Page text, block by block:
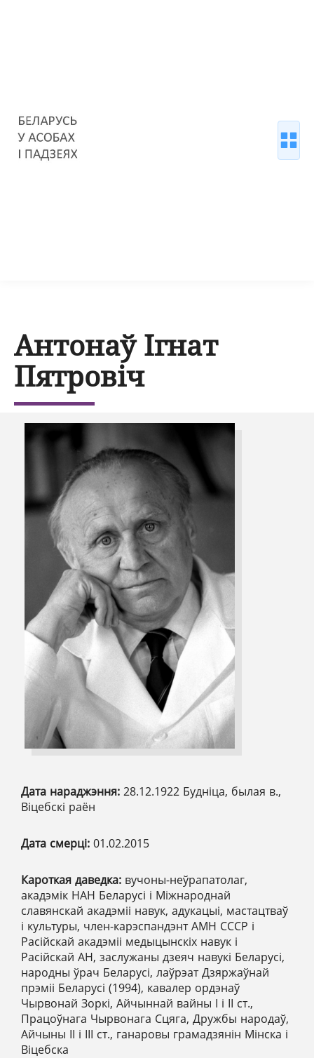
Антонаў Ігнат
Пятровіч
Дата нараджэння: 28.12.1922 Будніца, былая в.,
Віцебскі раён
Дата смерці: 01.02.2015
Кароткая даведка: вучоны-неўрапатолаг,
акадэмік НАН Беларусі і Міжнароднай
славянскай акадэміі навук, адукацыі, мастацтваў
і культуры, член-карэспандэнт АМН СССР і
Расійскай акадэміі медыцынскіх навук і
Расійскай АН, заслужаны дзеяч навукі Беларусі,
народны ўрач Беларусі, лаўрэат Дзяржаўнай
прэміі Беларусі (1994), кавалер ордэнаў
Чырвонай Зоркі, Айчыннай вайны І і ІІ ст.,
Працоўнага Чырвонага Сцяга, Дружбы народаў,
Айчыны ІІ і ІІІ ст., ганаровы грамадзянін Мінска і
Віцебска